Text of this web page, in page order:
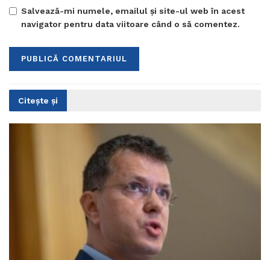
Salvează-mi numele, emailul și site-ul web în acest
navigator pentru data viitoare când o să comentez.
Citește și